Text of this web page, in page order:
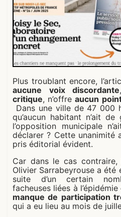
Plus troublant encore,
aucune voix discordante
critique, n’offre aucun
Dans une ville de 47 000
qu’aucun habitant n’ait
l’opposition municipale
déclarer ? Cette
pris éditorial évident.
Car dans le cas
Olivier Sarrabeyrouse a été
suite d’un certain
facheuses liées à
manque de participation
qui a eu lieu au mois de